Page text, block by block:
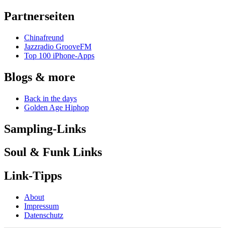
Partnerseiten
Chinafreund
Jazzradio GrooveFM
Top 100 iPhone-Apps
Blogs & more
Back in the days
Golden Age Hiphop
Sampling-Links
Soul & Funk Links
Link-Tipps
About
Impressum
Datenschutz